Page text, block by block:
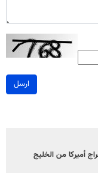
ارسل
أميركا من الخليج